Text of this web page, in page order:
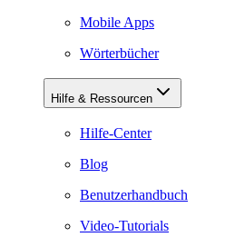
Mobile Apps
Wörterbücher
Hilfe & Ressourcen
Hilfe-Center
Blog
Benutzerhandbuch
Video-Tutorials